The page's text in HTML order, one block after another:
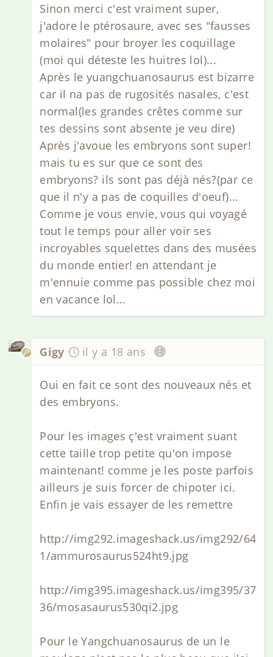
Sinon merci c'est vraiment super,
j'adore le ptérosaure, avec ses "fausses
molaires" pour broyer les coquillage
(moi qui déteste les huitres lol)...
Après le yuangchuanosaurus est bizarre
car il na pas de rugosités nasales, c'est
normal(les grandes crêtes comme sur
tes dessins sont absente je veu dire)
Après j'avoue les embryons sont super!
mais tu es sur que ce sont des
embryons? ils sont pas déjà nés?(par ce
que il n'y a pas de coquilles d'oeuf)...
Comme je vous envie, vous qui voyagé
tout le temps pour aller voir ses
incroyables squelettes dans des musées
du monde entier! en attendant je
m'ennuie comme pas possible chez moi
en vacance lol...
Gigy il y a 18 ans
Oui en fait ce sont des nouveaux nés et
des embryons.
Pour les images ç'est vraiment suant
cette taille trop petite qu'on impose
maintenant! comme je les poste parfois
ailleurs je suis forcer de chipoter ici.
Enfin je vais essayer de les remettre
http://img292.imageshack.us/img292/64
1/ammurosaurus524ht9.jpg
http://img395.imageshack.us/img395/37
36/mosasaurus530qi2.jpg
Pour le Yangchuanosaurus de un le